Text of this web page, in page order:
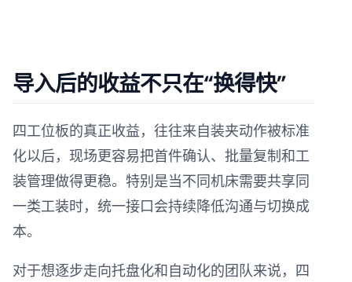
导入后的收益不只在“换得快”
四工位板的真正收益，往往来自装夹动作被标准
化以后，现场更容易把首件确认、批量复制和工
装管理做得更稳。特别是当不同机床需要共享同
一类工装时，统一接口会持续降低沟通与切换成
本。
对于想逐步走向托盘化和自动化的团队来说，四